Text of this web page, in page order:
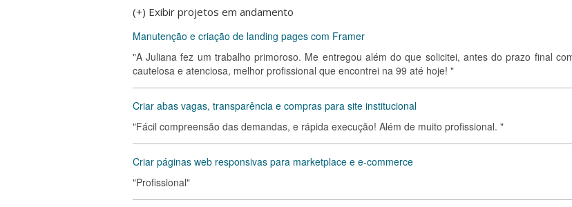
(+) Exibir projetos em andamento
Manutenção e criação de landing pages com Framer
"A Juliana fez um trabalho primoroso. Me entregou além do que solicitei, antes do prazo final
cautelosa e atenciosa, melhor profissional que encontrei na 99 até hoje! "
Criar abas vagas, transparência e compras para site institucional
"Fácil compreensão das demandas, e rápida execução! Além de muito profissional. "
Criar páginas web responsivas para marketplace e e-commerce
"Profissional"